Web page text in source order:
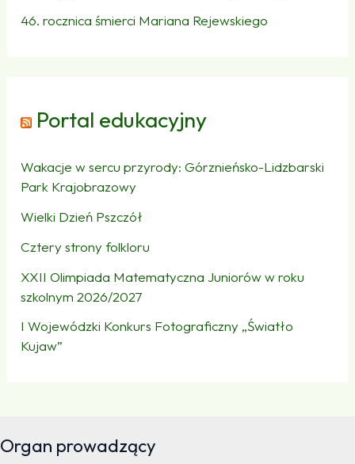
46. rocznica śmierci Mariana Rejewskiego
Portal edukacyjny
Wakacje w sercu przyrody: Górznieńsko-Lidzbarski
Park Krajobrazowy
Wielki Dzień Pszczół
Cztery strony folkloru
XXII Olimpiada Matematyczna Juniorów w roku
szkolnym 2026/2027
I Wojewódzki Konkurs Fotograficzny „Światło
Kujaw”
Organ prowadzący